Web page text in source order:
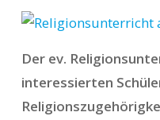
Der ev.
interessierten